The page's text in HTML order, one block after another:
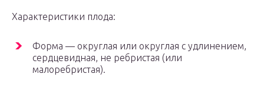
Характеристики плода:
Форма — округлая или округлая с удлинением,
сердцевидная, не ребристая (или
малоребристая).